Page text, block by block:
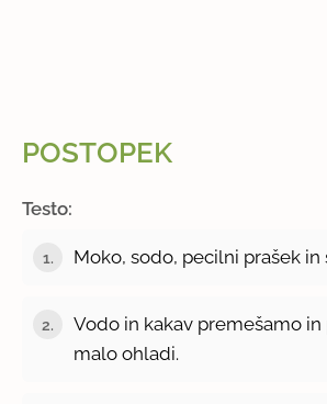
POSTOPEK
Testo:
1. Moko, sodo, pecilni prašek in
2.
Vodo in kakav premešamo
malo ohladi.